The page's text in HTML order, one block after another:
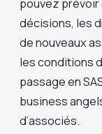
pouvez
décisions, les
de nouveaux
les conditions
passage en
business
d’associés.